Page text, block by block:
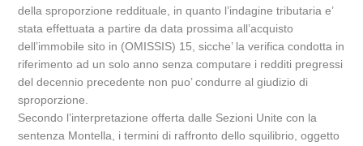
della sproporzione reddituale, in quanto l’indagine tributaria e’
stata effettuata a partire da data prossima all’acquisto
dell’immobile sito in (OMISSIS) 15, sicche’ la verifica condotta in
riferimento ad un solo anno senza computare i redditi pregressi
del decennio precedente non puo’ condurre al giudizio di
sproporzione.
Secondo l’interpretazione offerta dalle Sezioni Unite con la
sentenza Montella, i termini di raffronto dello squilibrio, oggetto